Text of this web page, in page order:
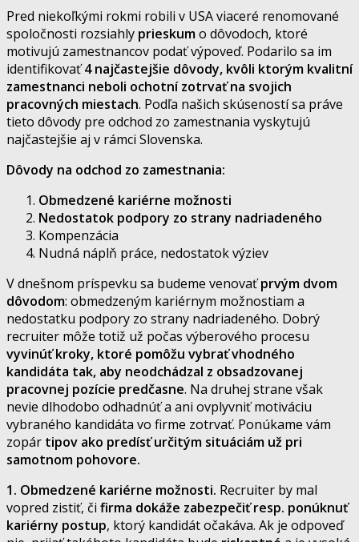
Pred niekoľkými rokmi robili v USA viaceré renomované
spoločnosti rozsiahly prieskumo dôvodoch, ktoré
motivujú zamestnancov podať výpoveď. Podarilo sa im
identifikovať4 najčastejšie dôvody, kvôli ktorým kvalitní
zamestnanci neboli ochotní zotrvať na svojich
pracovných miestach. Podľa našich skúseností sa práve
tieto dôvody pre odchod zo zamestnania vyskytujú
najčastejšie aj v rámci Slovenska.
Dôvody na odchod zo zamestnania:
Obmedzené kariérne možnosti
Nedostatok podpory zo strany nadriadeného
Kompenzácia
Nudná náplň práce, nedostatok výziev
V dnešnom príspevku sa budeme venovaťprvým dvom
dôvodom: obmedzeným kariérnym možnostiam a
nedostatku podpory zo strany nadriadeného. Dobrý
recruiter môže totiž už počas výberového procesu
vyvinúť kroky, ktoré pomôžu vybrať vhodného
kandidáta tak, aby neodchádzal z obsadzovanej
pracovnej pozície predčasne. Na druhej strane však
nevie dlhodobo odhadnúť a ani ovplyvniť motiváciu
vybraného kandidáta vo firme zotrvať. Ponúkame vám
zopár tipov ako predísť určitým situáciám už pri
samotnom pohovore.
1. Obmedzené kariérne možnosti. Recruiter by mal
vopred zistiť, či firma dokáže zabezpečiť resp. ponúknuť
kariérny postup, ktorý kandidát očakáva. Ak je odpoveď